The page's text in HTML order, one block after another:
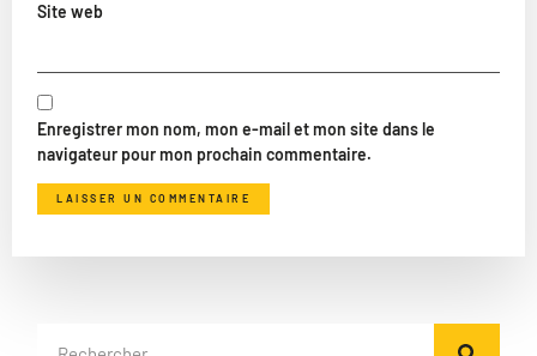
Site web
Enregistrer mon nom, mon e-mail et mon site dans le
navigateur pour mon prochain commentaire.